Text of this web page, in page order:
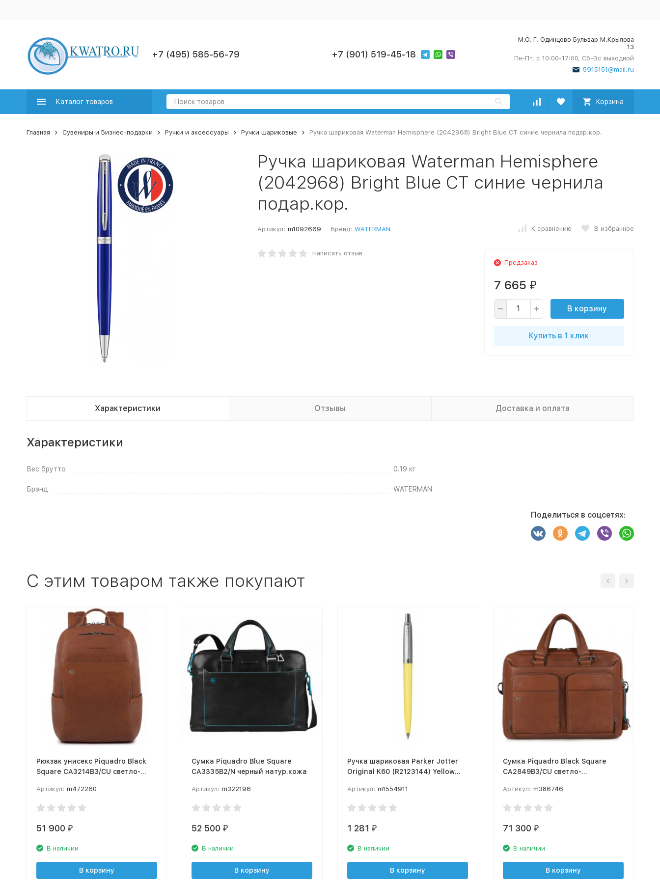
+7 (495) 585-56-79 +7 (901) 519-45-18
М.О. Г. Одинцово Бульвар М.Крылова
13
Пн-Пт, с 10:00-17:00, Сб-Вс выходной
5915151@mail.ru
Каталог товаров Корзина
Главная Сувениры и Бизнес-подарки Ручки и аксессуары Ручки шариковые Ручка шариковая Waterman Hemisphere (2042968) Bright Blue CT синие чернила подар.кор.
Ручка шариковая Waterman Hemisphere
(2042968) Bright Blue CT синие чернила
подар.кор.
Артикул: m1092669 Бренд: WATERMAN К сравнению В избранное
Написать отзыв
Предзаказ
7 665 ₽
В корзину
Купить в 1 клик
Характеристики Отзывы Доставка и оплата
Характеристики
Вес брутто 0.19 кг
Брэнд WATERMAN
Поделиться в соцсетях:
C этим товаром также покупают
Рюкзак унисекс Piquadro Black
Square CA3214B3/CU светло-
Артикул: m472260
51 900 ₽
В наличии
В корзину
Сумка Piquadro Blue Square
CA3335B2/N черный натур.кожа
Артикул: m322196
52 500 ₽
В наличии
В корзину
Ручка шариковая Parker Jotter
Original K60 (R2123144) Yellow
Артикул: m1554911
1 281 ₽
В наличии
В корзину
Сумка Piquadro Black Square
CA2849B3/CU светло-
Артикул: m386746
71 300 ₽
В наличии
В корзину